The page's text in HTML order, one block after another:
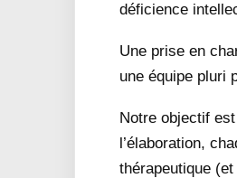
déficience
Une prise en
une équipe pluri
Notre objectif
l’élaboration,
thérapeutique